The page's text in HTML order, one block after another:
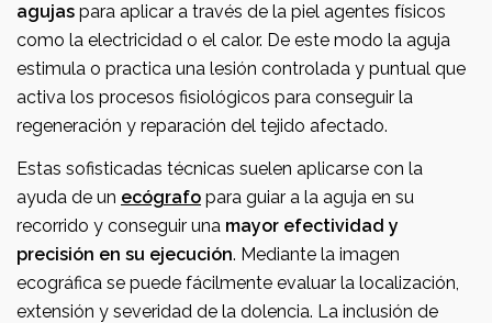
agujas para aplicar a través de la piel agentes físicos
como la electricidad o el calor. De este modo la aguja
estimula o practica una lesión controlada y puntual que
activa los procesos fisiológicos para conseguir la
regeneración y reparación del tejido afectado.
Estas sofisticadas técnicas suelen aplicarse con la
ayuda de un ecógrafo para guiar a la aguja en su
recorrido y conseguir una mayor efectividad y
precisión en su ejecución. Mediante la imagen
ecográfica se puede fácilmente evaluar la localización,
extensión y severidad de la dolencia. La inclusión de